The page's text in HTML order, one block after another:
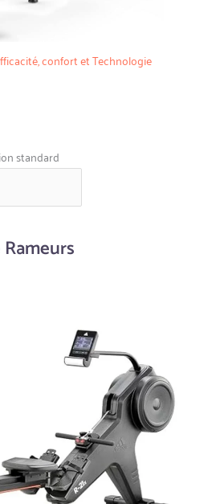
confort et Technologie